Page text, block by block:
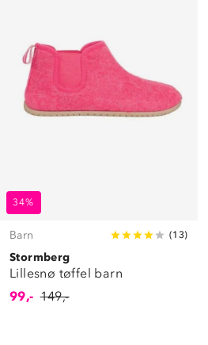
34%
Barn (13)
Stormberg
Lillesnø tøffel barn
99,- 149,-